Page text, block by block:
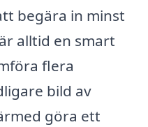
begära in minst
alltid en smart
flera
bild av
göra ett